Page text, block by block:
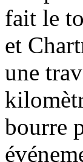
fait le
et
une
bourre